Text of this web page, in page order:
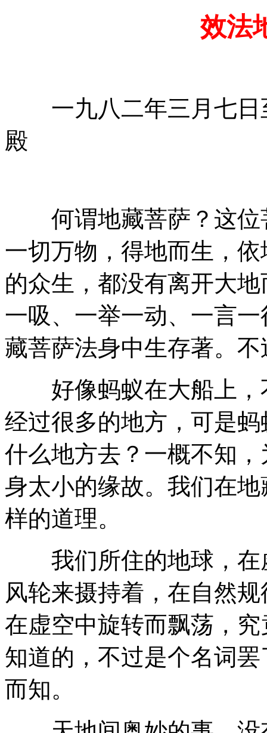
效法
一九八二年三月七日
殿
何谓地藏菩萨？这位
一切万物，得地而生，
的众生，都没有离开大
一吸、一举一动、一言
藏菩萨法身中生存著。
好像蚂蚁在大船上，
经过很多的地方，可是
什么地方去？一概不知
身太小的缘故。我们在
样的道理。
我们所住的地球，在
风轮来摄持着，在自然
在虚空中旋转而飘荡，
知道的，不过是个名词
而知。